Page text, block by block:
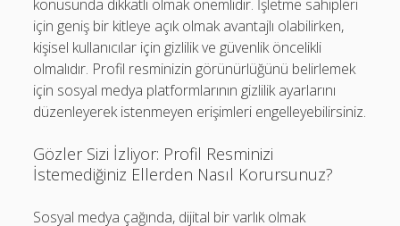
konusunda dikkatli olmak önemlidir. İşletme sahipleri
için geniş bir kitleye açık olmak avantajlı olabilirken,
kişisel kullanıcılar için gizlilik ve güvenlik öncelikli
olmalıdır. Profil resminizin görünürlüğünü belirlemek
için sosyal medya platformlarının gizlilik ayarlarını
düzenleyerek istenmeyen erişimleri engelleyebilirsiniz.
Gözler Sizi İzliyor: Profil Resminizi
İstemediğiniz Ellerden Nasıl Korursunuz?
Sosyal medya çağında, dijital bir varlık olmak